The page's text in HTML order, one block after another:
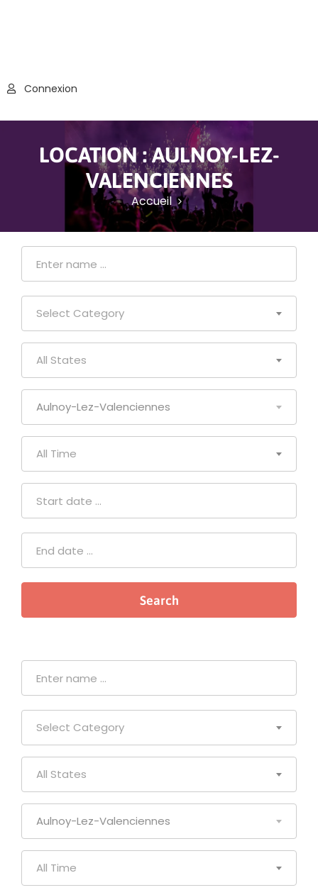
Connexion
LOCATION :AULNOY-LEZ-
VALENCIENNES
Accueil
Select Category
All States
Aulnoy-Lez-Valenciennes
All Time
Select Category
All States
Aulnoy-Lez-Valenciennes
All Time